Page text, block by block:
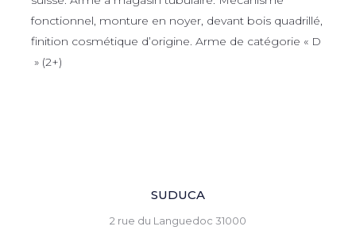
fonctionnel, monture en noyer, devant bois quadrillé,
finition cosmétique d’origine. Arme de catégorie « D
» (2+)
SUDUCA
2 rue du Languedoc 31000